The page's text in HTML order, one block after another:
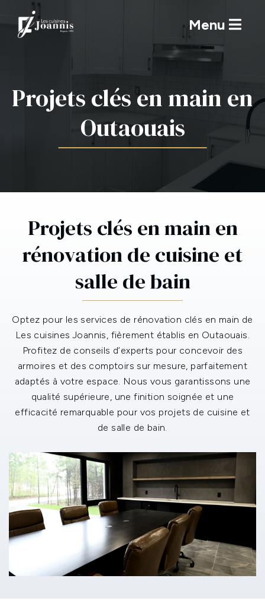
Menu
Projets clés en main en
Outaouais
Projets clés en main en
rénovation de cuisine et
salle de bain
Optez pour les services de rénovation clés en main de
Les cuisines Joannis, fièrement établis en Outaouais.
Profitez de conseils d’experts pour concevoir des
armoires et des comptoirs sur mesure, parfaitement
adaptés à votre espace. Nous vous garantissons une
qualité supérieure, une finition soignée et une
efficacité remarquable pour vos projets de cuisine et
de salle de bain.